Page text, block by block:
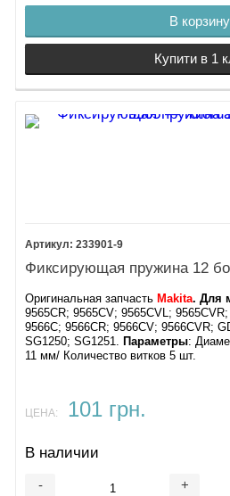
В корзину
Купити в 1
233901-9
Фиксирующая пружина 12
Оригинальная запчасть Makita. Для
9565CR; 9565CV; 9565CVL;
9566C; 9566CR; 9566CV; 9566CVR;
SG1250; SG1251. Параметры:
11 мм/ ​Количество витков 5 шт.
ЦЕНА: 101 грн.
В наличии
- +